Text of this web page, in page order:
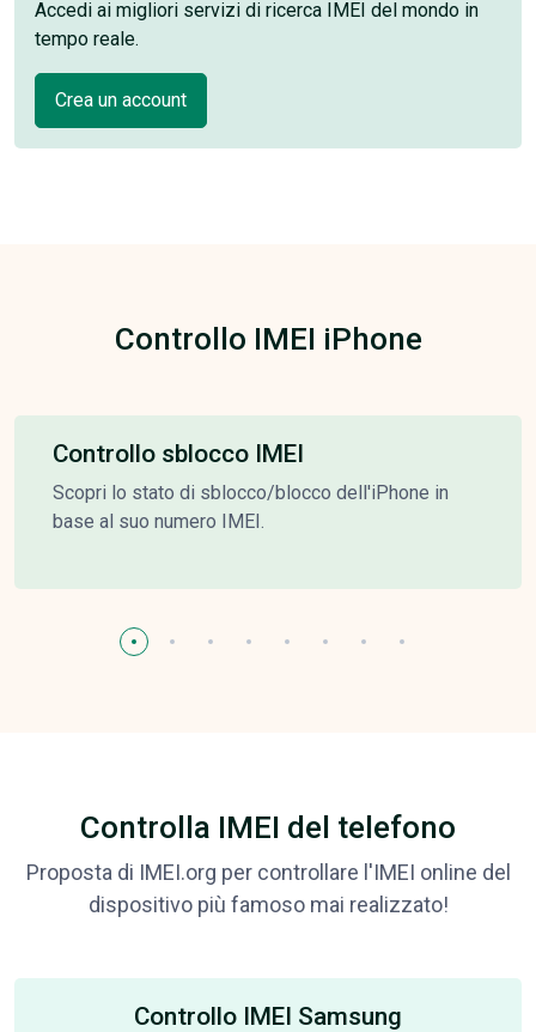
Accedi ai migliori servizi di ricerca IMEI del mondo in
tempo reale.
Crea un account
Controllo IMEI iPhone
Controllo sblocco IMEI
Scopri lo stato di sblocco/blocco dell'iPhone in
base al suo numero IMEI.
Controlla IMEI del telefono
Proposta di IMEI.org per controllare l'IMEI online del
dispositivo più famoso mai realizzato!
Controllo IMEI Samsung